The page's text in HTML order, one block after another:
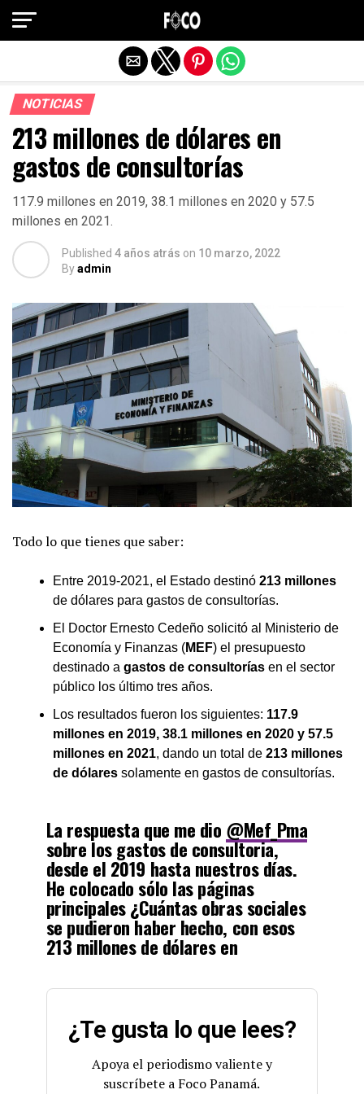
NOTICIAS
213 millones de dólares en
gastos de consultorías
117.9 millones en 2019, 38.1 millones en 2020 y 57.5
millones en 2021.
Published 4 años atrás on 10 marzo, 2022
Byadmin
Todo lo que tienes que saber:
Entre 2019-2021, el Estado destinó 213 millones
de dólares para gastos de consultorías.
El Doctor Ernesto Cedeño solicitó al Ministerio de
Economía y Finanzas (MEF) el presupuesto
destinado a gastos de consultorías en el sector
público los último tres años.
Los resultados fueron los siguientes: 117.9
millones en 2019, 38.1 millones en 2020 y 57.5
millones en 2021, dando un total de 213 millones
de dólares solamente en gastos de consultorías.
La respuesta que me dio @Mef_Pma
sobre los gastos de consultoria,
desde el 2019 hasta nuestros días.
He colocado sólo las páginas
principales ¿Cuántas obras sociales
se pudieron haber hecho, con esos
213 millones de dólares en
nos beneficio?
— ERNESTO CEDEÑO A. (@ernestocedeno)
¿Te gusta lo que lees?
Apoya el periodismo valiente y
suscríbete a Foco Panamá.
Salir de la versión móvil